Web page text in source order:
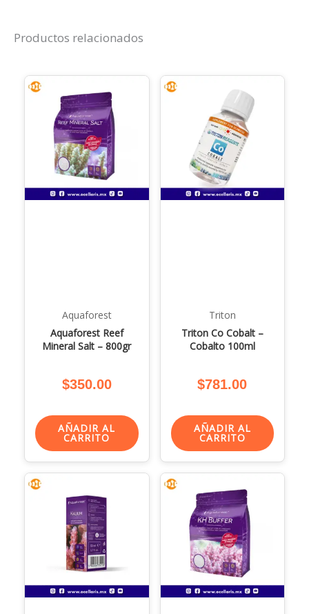
Productos relacionados
Aquaforest
Aquaforest Reef
Mineral Salt – 800gr
$350.00
AÑADIR AL
CARRITO
Triton
Triton Co Cobalt –
Cobalto 100ml
$781.00
AÑADIR AL
CARRITO